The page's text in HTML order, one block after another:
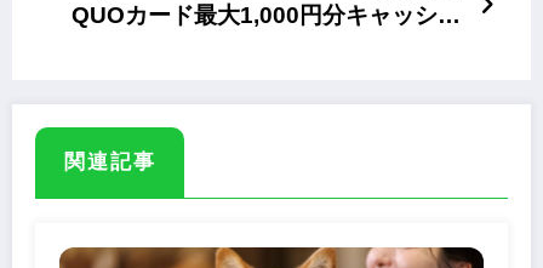
QUOカード最大1,000円分キャッシュ
関連記事